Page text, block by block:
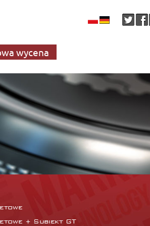
wycena
+ Subiekt GT